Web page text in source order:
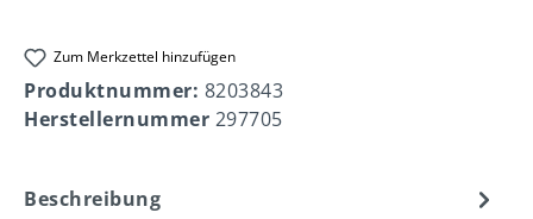
Zum Merkzettel hinzufügen
Produktnummer: 8203843
Herstellernummer 297705
Beschreibung